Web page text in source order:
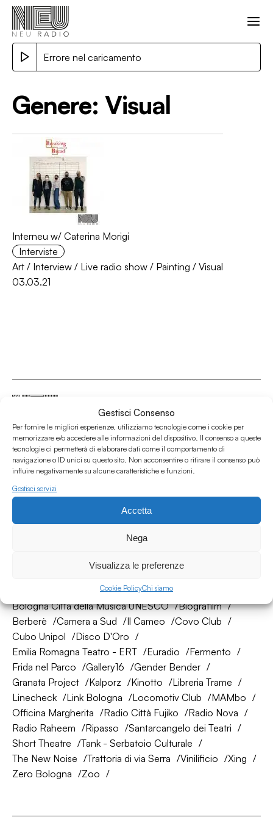
Gestisci Consenso
Per fornire le migliori esperienze, utilizziamo tecnologie come i cookie per
memorizzare e/o accedere alle informazioni del dispositivo. Il consenso a queste
tecnologie ci permetterà di elaborare dati come il comportamento di
navigazione o ID unici su questo sito. Non acconsentire o ritirare il consenso può
influire negativamente su alcune caratteristiche e funzioni.
Gestisci servizi
Accetta
Nega
Visualizza le preferenze
Cookie PolicyChi siamo
Errore nel caricamento
Genere: Visual
Interneu w/ Caterina Morigi
Interviste
Art / Interview / Live radio show / Painting / Visual
03.03.21
Associazione Culturale Humus
Via degli Orti 63, Bologna 40137
IVA: IT03691751204
CF: 03691751204
La nostra rete di amici
AtelierSì
Baumhaus
Bologna Città della Musica UNESCO
Biografilm
Berberè
Camera a Sud Il Cameo
Covo Club
Cubo Unipol
Disco D'Oro
Emilia Romagna Teatro - ERT
Euradio
Fermento
Frida nel Parco
Gallery16
Gender Bender
Granata Project
Kalporz Kinotto
Libreria Trame
Linecheck
Link Bologna Locomotiv Club
MAMbo
Officina Margherita
Radio Città Fujiko
Radio Nova
Radio Raheem
Ripasso
Santarcangelo dei Teatri
Short Theatre
Tank - Serbatoio Culturale
The New Noise
Trattoria di via Serra Vinilificio
Xing
Zero Bologna
Zoo